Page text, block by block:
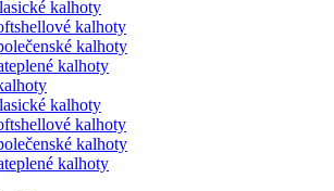
kalhoty
kalhoty
kalhoty
kalhoty
kalhoty
kalhoty
kalhoty
kalhoty